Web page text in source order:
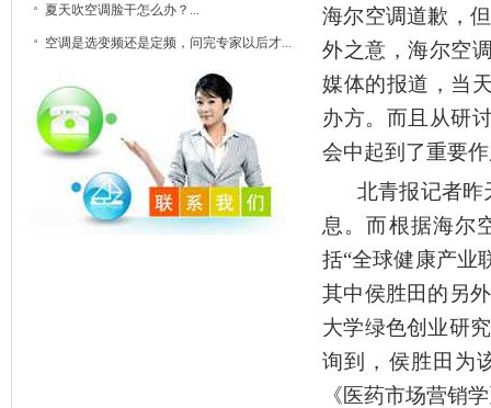
夏天吹空调脸干怎么办？...
空调是选变频还是定频，问完专家以后才...
海尔空调道歉，
外之意，海尔空
媒体的报道，当
办方。而且从研
会中起到了重要
北青报记者昨
息。而根据海尔
括“全球健康产业
其中侯胜田的另
大学绿色创业研
询到，侯胜田为
《医药市场营销